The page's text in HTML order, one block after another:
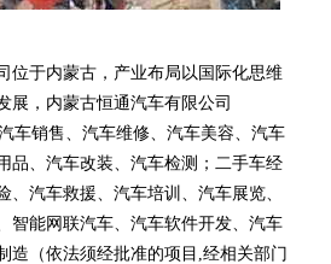
位于内蒙古，产业布局以国际化思维
展，内蒙古恒通汽车有限公司
车销售、汽车维修、汽车美容、汽车
品、汽车改装、汽车检测；二手车经
、汽车救援、汽车培训、汽车展览、
智能网联汽车、汽车软件开发、汽车
造（依法须经批准的项目,经相关部门